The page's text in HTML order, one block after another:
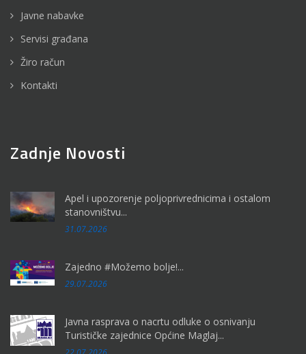
Javne nabavke
Servisi građana
Žiro račun
Kontakti
Zadnje Novosti
Apel i upozorenje poljoprivrednicima i ostalom
stanovništvu...
31.07.2026
Zajedno #Možemo bolje!...
29.07.2026
Javna rasprava o nacrtu odluke o osnivanju
Turističke zajednice Općine Maglaj...